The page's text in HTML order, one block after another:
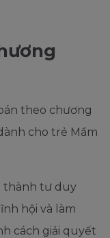
theo chương
cho trẻ Mầm
thành tư duy
hội và làm
cách giải quyết